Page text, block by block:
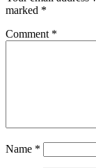
marked *
Comment *
Name *